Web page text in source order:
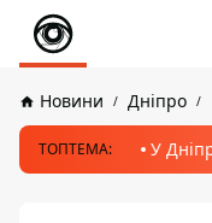
Новини Дніпро
ТОПТЕМА: У